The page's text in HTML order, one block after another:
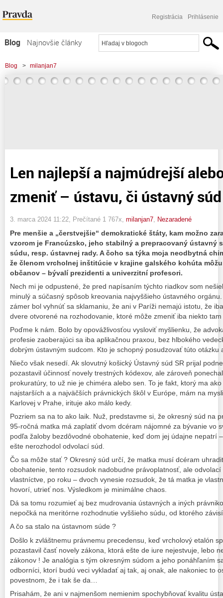
Registrácia Prihlásenie
Blog
Najnovšie články
Najčítanejšie články
Najkomentovanejšie články
Blog > milanjan7
> Len najlepší a najmúdrejší alebo Čo ľahšie zmeniť - ústavu, či ústavný súd ?
Len najlepší a najmúdrejší
zmeniť – ústavu, či ústavný
3. marca 2024 11:22 , Prečítané 1 767x, milanjan7 Nezaradené
Pre menšie a „čerstvejšie“ demokratické štáty, kam možno
vzorom je Francúzsko, jeho stabilný a prepracovaný ústavný
súdu, resp. ústavnej rady. A čoho sa týka moja neodbytná
že členom vrcholnej inštitúcie v krajine galského kohúta
občanov – bývalí prezidenti a univerzitní profesori.
Nech mi je odpustené, že pred napísaním týchto riadkov som
minulý a súčasný spôsob kreovania najvyššieho ústavného
zámer bol vyhnúť sa sklamaniu, že ani v Paríži nemajú istotu, že
dvere otvorené na rozhodovanie, ktoré môže zmeniť iba niekto
Poďme k nám. Bolo by opovážlivosťou vysloviť myšlienku, že
profesie zaoberajúci sa iba aplikačnou praxou, bez hlbokého
dobrým ústavným sudcom. Kto je schopný posudzovať túto otázku
Niečo však nesedí. Ak slovutný košický Ústavný súd SR prijal
pozastavil účinnosť novely trestných kódexov, ale zároveň
prokuratúry, to už nie je chiméra alebo sen. To je fakt, ktorý ma
najstarších a a najväčších právnických škôl v Európe, mám na
Karlovej v Prahe, irituje ako málo kedy.
Pozriem sa na to ako laik. Nuž, predstavme si, že okresný súd na
95-ročná matka má zaplatiť dvom dcéram nájomné za bývanie vo
podľa žaloby bezdôvodné obohatenie, keď dom jej údajne nepatrí
ešte nerozhodol odvolací súd.
Čo sa môže stať ? Okresný súd určí, že matka musí dcéram
obohatenie, tento rozsudok nadobudne právoplatnosť, ale
vlastníctve, po roku – dvoch vynesie rozsudok, že tá matka je
hovorí, utrieť nos. Výsledkom je minimálne chaos.
Dá sa tomu rozumieť aj bez mudrovania ústavných a iných
nepočká na meritórne rozhodnutie vyššieho súdu, od ktorého
A čo sa stalo na ústavnom súde ?
Došlo k zvláštnemu právnemu precedensu, keď vrcholový etalón
pozastavil časť novely zákona, ktorá ešte de iure nejestvuje, lebo
zákonov ! Je analógia s tým okresným súdom a jeho ponáhľaním
odborníci, ktorí budú veci vykladať aj tak, aj onak, ale nakoniec to
povestnom, že i tak še da…
Prisahám, že ani v najmenšom nemienim spochybňovať kvalitu